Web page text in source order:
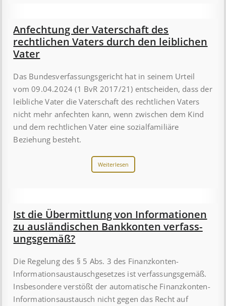
Anfechtung der Vaterschaft des
rechtlichen Vaters durch den leiblichen
Vater
Das Bundesverfassungsgericht hat in seinem Urteil
vom 09.04.2024 (1 BvR 2017/21) entscheiden, dass der
leibliche Vater die Vaterschaft des rechtlichen Vaters
nicht mehr anfechten kann, wenn zwischen dem Kind
und dem rechtlichen Vater eine sozialfamiliäre
Beziehung besteht.
Weiterlesen
Ist die Über­mitt­lung von In­for­mat­ion­en
zu aus­länd­isch­en Bank­kont­en ver­fass­
ungs­ge­mäß?
Die Regelung des § 5 Abs. 3 des Finanzkonten-
Informationsaustauschgesetzes ist verfassungsgemäß.
Insbesondere verstößt der automatische Finanzkonten-
Informationsaustausch nicht gegen das Recht auf